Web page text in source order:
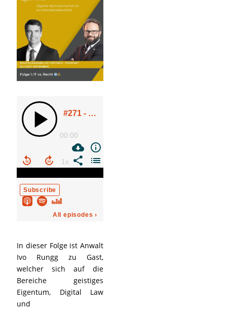
In dieser Folge ist Anwalt
Ivo Rungg zu Gast,
welcher sich auf die
Bereiche geistiges
Eigentum, Digital Law
und